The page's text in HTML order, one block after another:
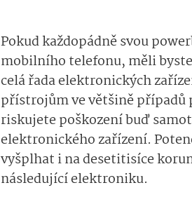
Pokud každopádně svou
mobilního telefonu, měli
celá řada elektronických
přístrojům ve většině
riskujete poškození buď
elektronického zařízení.
vyšplhat i na desetitisíce
následující elektroniku.